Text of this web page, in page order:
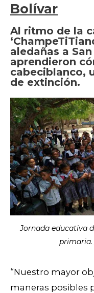
Bolívar
Al ritmo de la
aledañas a
aprendieron
cabeciblanco,
de extinción.
Jornada educativa
primaria.
“Nuestro mayor
maneras posibles